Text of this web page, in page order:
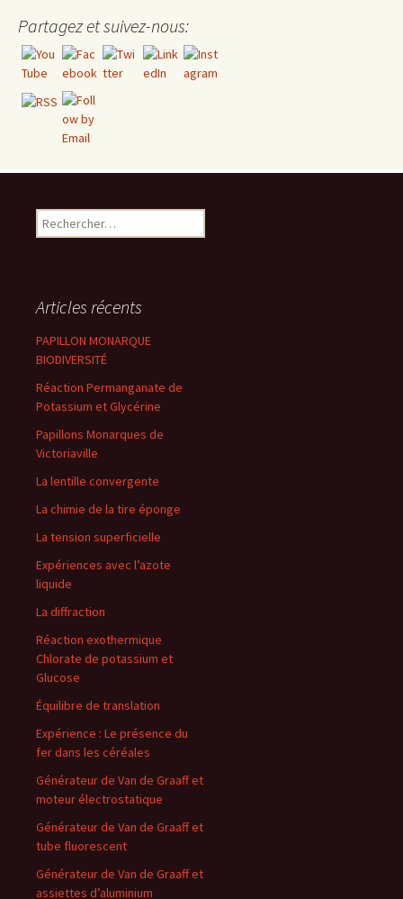
Partagez et suivez-nous:
Rechercher :
Articles récents
PAPILLON MONARQUE
BIODIVERSITÉ
Réaction Permanganate de
Potassium et Glycérine
Papillons Monarques de
Victoriaville
La lentille convergente
La chimie de la tire éponge
La tension superficielle
Expériences avec l’azote
liquide
La diffraction
Réaction exothermique
Chlorate de potassium et
Glucose
Équilibre de translation
Expérience : Le présence du
fer dans les céréales
Générateur de Van de Graaff et
moteur électrostatique
Générateur de Van de Graaff et
tube fluorescent
Générateur de Van de Graaff et
assiettes d’aluminium